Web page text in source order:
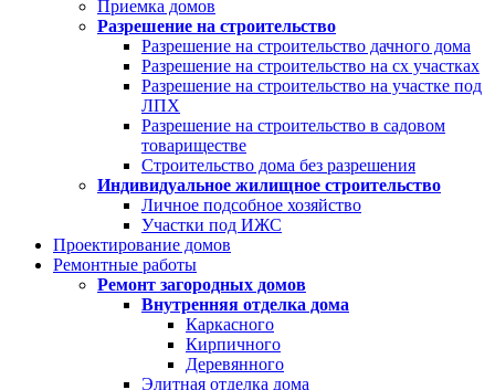
Приемка домов
Разрешение на строительство
Разрешение на строительство дачного дома
Разрешение на строительство на сх участках
Разрешение на строительство на участке под
ЛПХ
Разрешение на строительство в садовом
товариществе
Строительство дома без разрешения
Индивидуальное жилищное строительство
Личное подсобное хозяйство
Участки под ИЖС
Проектирование домов
Ремонтные работы
Ремонт загородных домов
Внутренняя отделка дома
Каркасного
Кирпичного
Деревянного
Элитная отделка дома